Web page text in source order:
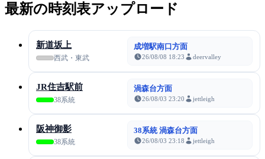
最新の時刻表アップロード
新道坂上
西武・東武
成増駅南口方面
26/08/08 18:23 deervalley
JR住吉駅前
38系統
渦森台方面
26/08/03 23:20 jettleigh
阪神御影
38系統
38系統 渦森台方面
26/08/03 23:18 jettleigh